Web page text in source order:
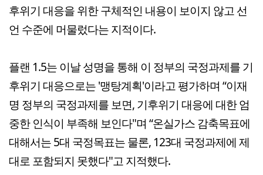
후위기 대응을 위한 구체적인 내용이 보이지 않고 선
언 수준에 머물렀다는 지적이다.
플랜 1.5는 이날 성명을 통해 이 정부의 국정과제를 기
후위기 대응으로는 '맹탕계획'이라고 평가하며 “이재
명 정부의 국정과제를 보면, 기후위기 대응에 대한 엄
중한 인식이 부족해 보인다"며 “온실가스 감축목표에
대해서는 5대 국정목표는 물론, 123대 국정과제에 제
대로 포함되지 못했다"고 지적했다.